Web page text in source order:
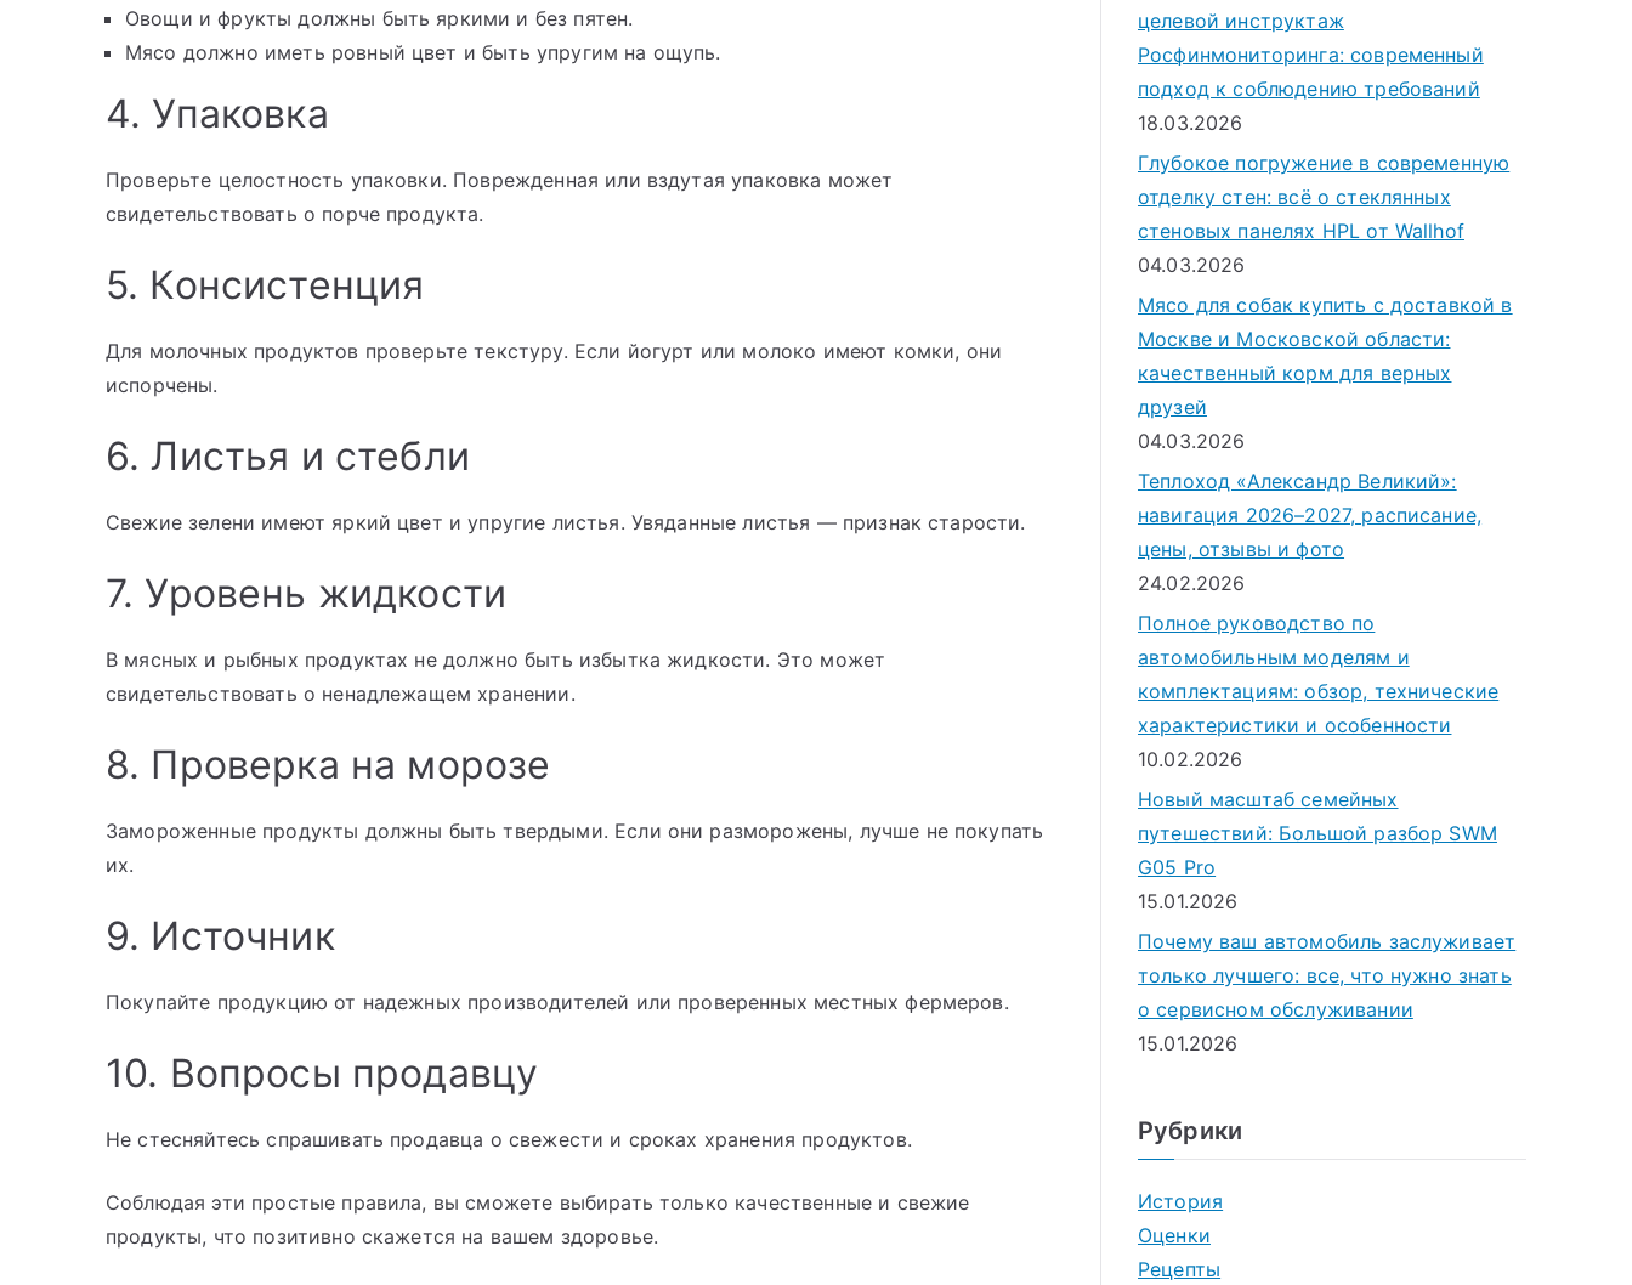
Овощи и фрукты должны быть яркими и без пятен.
Мясо должно иметь ровный цвет и быть упругим на ощупь.
4. Упаковка
Проверьте целостность упаковки. Поврежденная или вздутая упаковка может
свидетельствовать о порче продукта.
5. Консистенция
Для молочных продуктов проверьте текстуру. Если йогурт или молоко имеют комки, они
испорчены.
6. Листья и стебли
Свежие зелени имеют яркий цвет и упругие листья. Увяданные листья — признак старости.
7. Уровень жидкости
В мясных и рыбных продуктах не должно быть избытка жидкости. Это может
свидетельствовать о ненадлежащем хранении.
8. Проверка на морозе
Замороженные продукты должны быть твердыми. Если они разморожены, лучше не покупать
их.
9. Источник
Покупайте продукцию от надежных производителей или проверенных местных фермеров.
10. Вопросы продавцу
Не стесняйтесь спрашивать продавца о свежести и сроках хранения продуктов.
Соблюдая эти простые правила, вы сможете выбирать только качественные и свежие
продукты, что позитивно скажется на вашем здоровье.
целевой инструктаж
Росфинмониторинга: современный
подход к соблюдению требований
18.03.2026
Глубокое погружение в современную
отделку стен: всё о стеклянных
стеновых панелях HPL от Wallhof
04.03.2026
Мясо для собак купить с доставкой в
Москве и Московской области:
качественный корм для верных
друзей
04.03.2026
Теплоход «Александр Великий»:
навигация 2026–2027, расписание,
цены, отзывы и фото
24.02.2026
Полное руководство по
автомобильным моделям и
комплектациям: обзор, технические
характеристики и особенности
10.02.2026
Новый масштаб семейных
путешествий: Большой разбор SWM
G05 Pro
15.01.2026
Почему ваш автомобиль заслуживает
только лучшего: все, что нужно знать
о сервисном обслуживании
15.01.2026
Рубрики
История
Оценки
Рецепты